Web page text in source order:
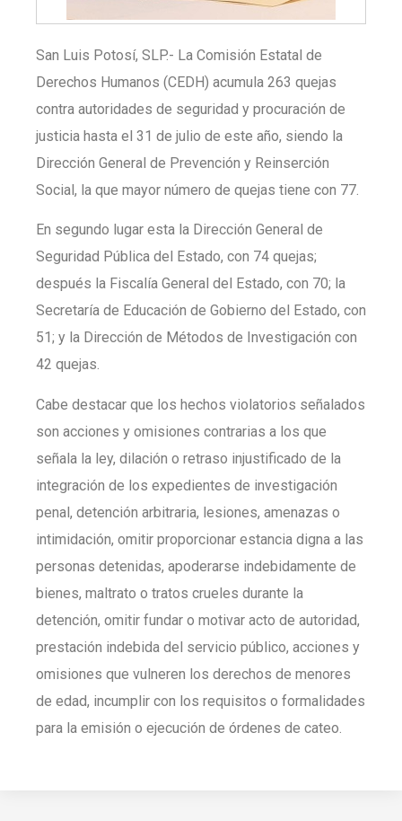
San Luis Potosí, SLP.- La Comisión Estatal de
Derechos Humanos (CEDH) acumula 263 quejas
contra autoridades de seguridad y procuración de
justicia hasta el 31 de julio de este año, siendo la
Dirección General de Prevención y Reinserción
Social, la que mayor número de quejas tiene con 77.
En segundo lugar esta la Dirección General de
Seguridad Pública del Estado, con 74 quejas;
después la Fiscalía General del Estado, con 70; la
Secretaría de Educación de Gobierno del Estado, con
51; y la Dirección de Métodos de Investigación con
42 quejas.
Cabe destacar que los hechos violatorios señalados
son acciones y omisiones contrarias a los que
señala la ley, dilación o retraso injustificado de la
integración de los expedientes de investigación
penal, detención arbitraria, lesiones, amenazas o
intimidación, omitir proporcionar estancia digna a las
personas detenidas, apoderarse indebidamente de
bienes, maltrato o tratos crueles durante la
detención, omitir fundar o motivar acto de autoridad,
prestación indebida del servicio público, acciones y
omisiones que vulneren los derechos de menores
de edad, incumplir con los requisitos o formalidades
para la emisión o ejecución de órdenes de cateo.